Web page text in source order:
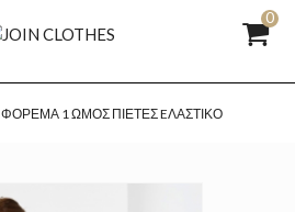
0
ΦΌΡΕΜΑ 1 ΏΜΟΣ ΠΙΈΤΕΣ EΛΑΣΤΙΚΌ